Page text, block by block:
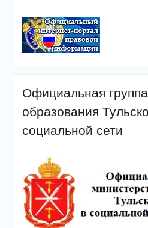
Официальная
образования
социальной сети